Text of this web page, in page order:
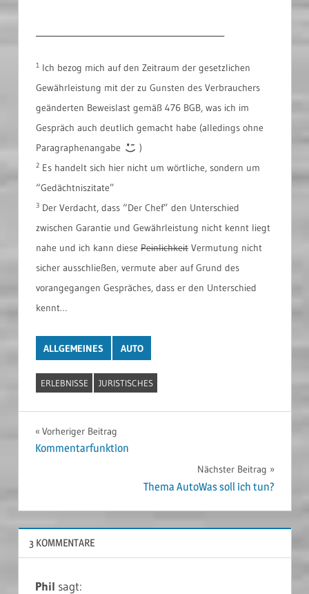
1 Ich bezog mich auf den Zeitraum der gesetzlichen
Gewährleistung mit der zu Gunsten des Verbrauchers
geänderten Beweislast gemäß 476 BGB, was ich im
Gespräch auch deutlich gemacht habe (alledings ohne
Paragraphenangabe
)
2 Es handelt sich hier nicht um wörtliche, sondern um
“Gedächtniszitate”
3 Der Verdacht, dass “Der Chef” den Unterschied
zwischen Garantie und Gewährleistung nicht kennt liegt
nahe und ich kann diese Peinlichkeit Vermutung nicht
sicher ausschließen, vermute aber auf Grund des
vorangegangen Gespräches, dass er den Unterschied
kennt…
ALLGEMEINES AUTO
ERLEBNISSE JURISTISCHES
Beitragsnavigation
Vorheriger Beitrag
Kommentarfunktion
Nächster Beitrag
Thema AutoWas soll ich tun?
3 KOMMENTARE
Phil sagt: